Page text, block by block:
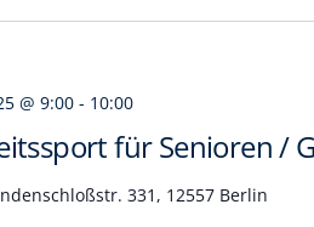
für Senioren /
@ 9:00 - 10:00
331, 12557 Berlin